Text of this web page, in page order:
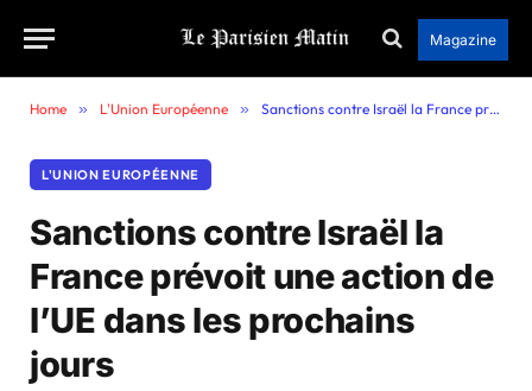
Magazine
Home » L'Union Européenne » Sanctions contre Israël la France prévoit une action de l’UE dans les prochains jours
L'UNION EUROPÉENNE
Sanctions contre Israël la
France prévoit une action de
l’UE dans les prochains
jours